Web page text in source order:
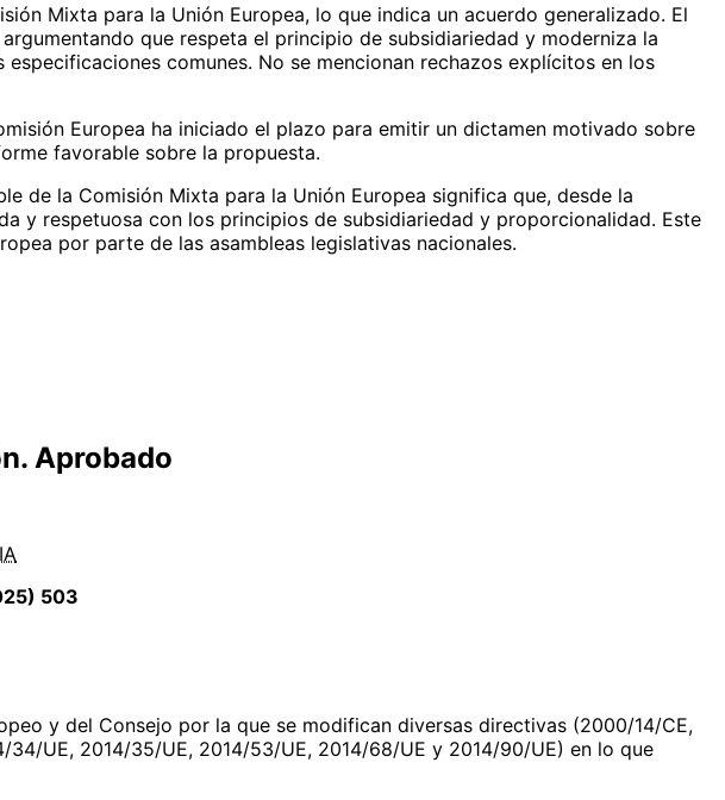
Mixta para la Unión Europea, lo que indica un acuerdo generalizado. El
que respeta el principio de subsidiariedad y moderniza la
comunes. No se mencionan rechazos explícitos en los
Europea ha iniciado el plazo para emitir un dictamen motivado sobre
favorable sobre la propuesta.
de la Comisión Mixta para la Unión Europea significa que, desde la
y respetuosa con los principios de subsidiariedad y proporcionalidad. Este
por parte de las asambleas legislativas nacionales.
Aprobado
IA
503
y del Consejo por la que se modifican diversas directivas (2000/14/CE,
UE, 2014/35/UE, 2014/53/UE, 2014/68/UE y 2014/90/UE) en lo que